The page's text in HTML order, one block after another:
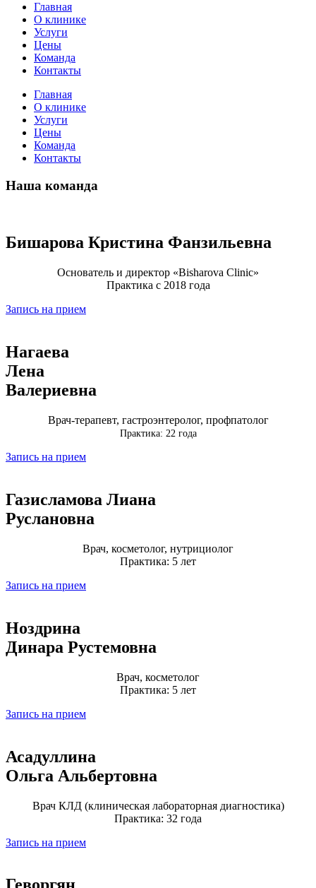
Главная
О клинике
Услуги
Цены
Команда
Контакты
Главная
О клинике
Услуги
Цены
Команда
Контакты
Наша команда
Бишарова Кристина Фанзильевна
Основатель и директор «Bisharova Clinic»
Практика с 2018 года
Запись на прием
Нагаева
Лена
Валериевна
Врач-терапевт, гастроэнтеролог, профпатолог
Практика: 22 года
Запись на прием
Газисламова Лиана
Руслановна
Врач, косметолог, нутрициолог
Практика: 5 лет
Запись на прием
Ноздрина
Динара Рустемовна
Врач, косметолог
Практика: 5 лет
Запись на прием
Асадуллина
Ольга Альбертовна
Врач КЛД (клиническая лабораторная диагностика)
Практика: 32 года
Запись на прием